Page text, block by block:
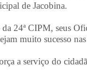
de Jacobina.
24ª CIPM, seus
muito sucesso
a serviço do